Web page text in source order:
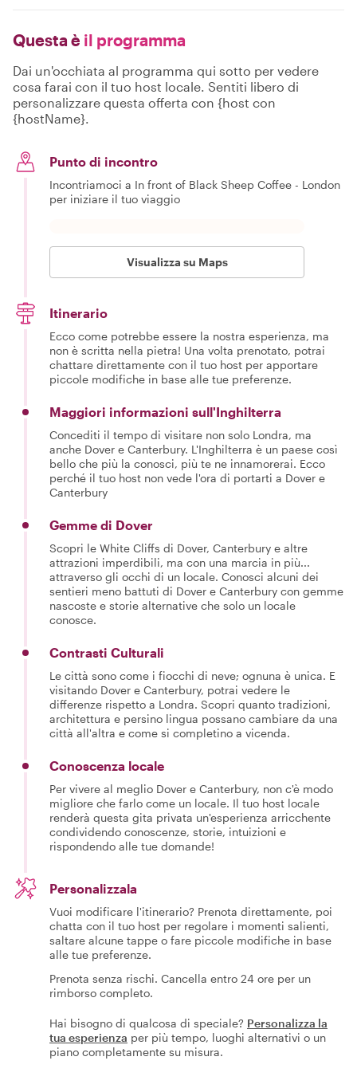
Questa è il programma
Dai un'occhiata al programma qui sotto per vedere
cosa farai con il tuo host locale. Sentiti libero di
personalizzare questa offerta con {host con
{hostName}.
Punto di incontro
Incontriamoci a In front of Black Sheep Coffee - London
per iniziare il tuo viaggio
Visualizza su Maps
Itinerario
Ecco come potrebbe essere la nostra esperienza, ma
non è scritta nella pietra! Una volta prenotato, potrai
chattare direttamente con il tuo host per apportare
piccole modifiche in base alle tue preferenze.
Maggiori informazioni sull'Inghilterra
Concediti il tempo di visitare non solo Londra, ma
anche Dover e Canterbury. L'Inghilterra è un paese così
bello che più la conosci, più te ne innamorerai. Ecco
perché il tuo host non vede l'ora di portarti a Dover e
Canterbury
Gemme di Dover
Scopri le White Cliffs di Dover, Canterbury e altre
attrazioni imperdibili, ma con una marcia in più...
attraverso gli occhi di un locale. Conosci alcuni dei
sentieri meno battuti di Dover e Canterbury con gemme
nascoste e storie alternative che solo un locale
conosce.
Contrasti Culturali
Le città sono come i fiocchi di neve; ognuna è unica. E
visitando Dover e Canterbury, potrai vedere le
differenze rispetto a Londra. Scopri quanto tradizioni,
architettura e persino lingua possano cambiare da una
città all'altra e come si completino a vicenda.
Conoscenza locale
Per vivere al meglio Dover e Canterbury, non c'è modo
migliore che farlo come un locale. Il tuo host locale
renderà questa gita privata un'esperienza arricchente
condividendo conoscenze, storie, intuizioni e
rispondendo alle tue domande!
Personalizzala
Vuoi modificare l'itinerario? Prenota direttamente, poi
chatta con il tuo host per regolare i momenti salienti,
saltare alcune tappe o fare piccole modifiche in base
alle tue preferenze.
Prenota senza rischi. Cancella entro 24 ore per un
rimborso completo.
Hai bisogno di qualcosa di speciale? Personalizza la
tua esperienza per più tempo, luoghi alternativi o un
piano completamente su misura.